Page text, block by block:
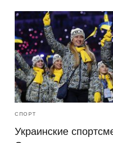
СПОРТ
Украинские